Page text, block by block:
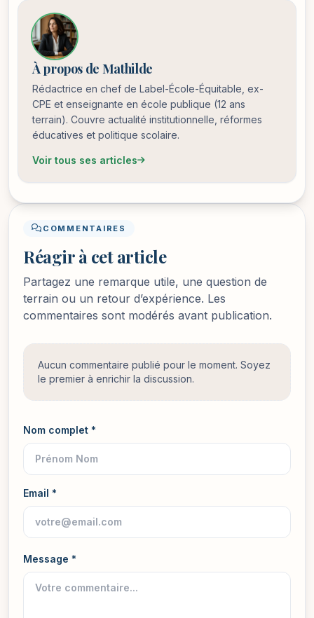
À propos de Mathilde
Rédactrice en chef de Label-École-Équitable, ex-
CPE et enseignante en école publique (12 ans
terrain). Couvre actualité institutionnelle, réformes
éducatives et politique scolaire.
Voir tous ses articles
COMMENTAIRES
Réagir à cet article
Partagez une remarque utile, une question de
terrain ou un retour d’expérience. Les
commentaires sont modérés avant publication.
Aucun commentaire publié pour le moment. Soyez
le premier à enrichir la discussion.
Nom complet *
Email *
Message *